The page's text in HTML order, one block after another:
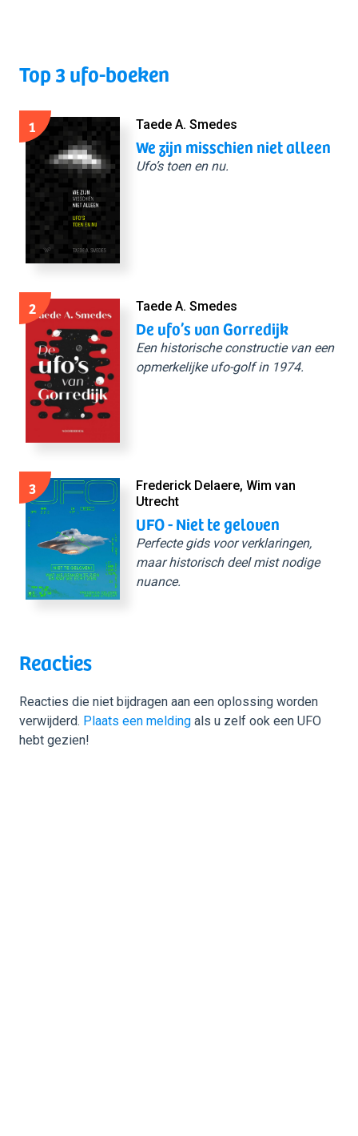
Top 3 ufo-boeken
1 Taede A. Smedes
We zijn misschien niet alleen
Ufo’s toen en nu.
2 Taede A. Smedes
De ufo’s van Gorredijk
Een historische constructie van een
opmerkelijke ufo-golf in 1974.
3
Frederick Delaere, Wim van
Utrecht
UFO - Niet te geloven
Perfecte gids voor verklaringen,
maar historisch deel mist nodige
nuance.
Reacties
Reacties die niet bijdragen aan een oplossing worden
verwijderd. Plaats een melding als u zelf ook een UFO
hebt gezien!